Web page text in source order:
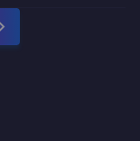
des créatures…